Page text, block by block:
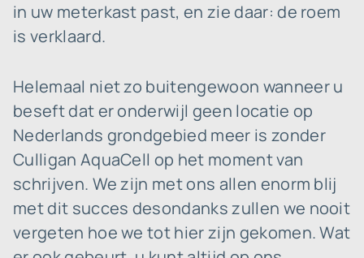
in uw meterkast past, en zie daar: de roem
is verklaard.
Helemaal niet zo buitengewoon wanneer u
beseft dat er onderwijl geen locatie op
Nederlands grondgebied meer is zonder
Culligan AquaCell op het moment van
schrijven. We zijn met ons allen enorm blij
met dit succes desondanks zullen we nooit
vergeten hoe we tot hier zijn gekomen. Wat